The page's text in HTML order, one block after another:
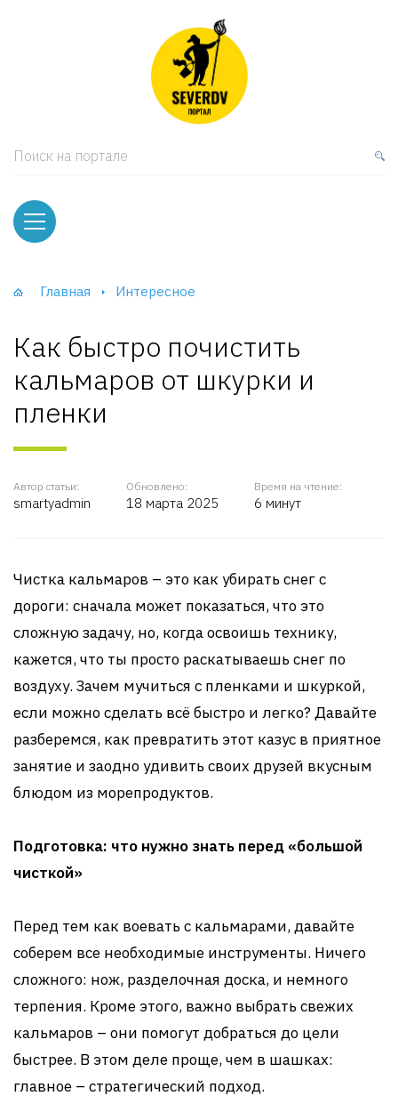
Поиск на портале
Главная Интересное
Как быстро почистить
кальмаров от шкурки и
пленки
Автор статьи:
smartyadmin
Обновлено:
18 марта 2025
Время на чтение:
6 минут
Чистка кальмаров – это как убирать снег с
дороги: сначала может показаться, что это
сложную задачу, но, когда освоишь технику,
кажется, что ты просто раскатываешь снег по
воздуху. Зачем мучиться с пленками и шкуркой,
если можно сделать всё быстро и легко? Давайте
разберемся, как превратить этот казус в приятное
занятие и заодно удивить своих друзей вкусным
блюдом из морепродуктов.
Подготовка: что нужно знать перед «большой
чисткой»
Перед тем как воевать с кальмарами, давайте
соберем все необходимые инструменты. Ничего
сложного: нож, разделочная доска, и немного
терпения. Кроме этого, важно выбрать свежих
кальмаров – они помогут добраться до цели
быстрее. В этом деле проще, чем в шашках:
главное – стратегический подход.
и тумбы
и Шкафы-Купе